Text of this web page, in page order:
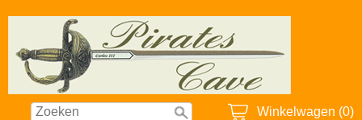
Winkelwagen (0)